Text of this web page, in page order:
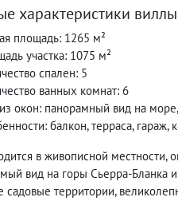
характеристики
площадь: 1265 м²
участка: 1075 м²
спален: 5
ванных комнат: 6
окон: панорамный вид на
балкон, терраса,
в живописной местности,
вид на горы Сьерра-Бланка
территории,